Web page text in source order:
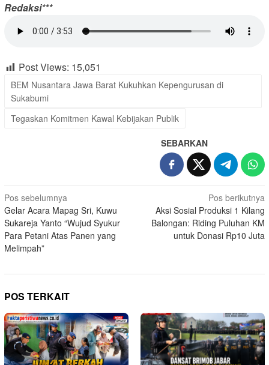
Redaksi***
Post Views: 15,051
BEM Nusantara Jawa Barat Kukuhkan Kepengurusan di
Sukabumi
Tegaskan Komitmen Kawal Kebijakan Publik
SEBARKAN
Navigasi
pos
Pos sebelumnya
Gelar Acara Mapag Sri, Kuwu
Sukareja Yanto “Wujud Syukur
Para Petani Atas Panen yang
Melimpah”
Pos berikutnya
Aksi Sosial Produksi 1 Kilang
Balongan: Riding Puluhan KM
untuk Donasi Rp10 Juta
POS TERKAIT